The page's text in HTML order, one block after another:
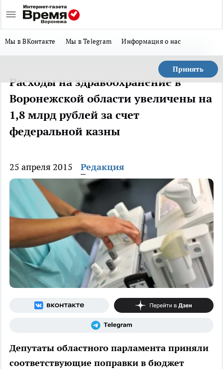
Мы в ВКонтакте Мы в Telegram Информация о нас
Принять
Расходы на здравоохранение в
Воронежской области увеличены на
1,8 млрд рублей за счет
федеральной казны
25 апреля 2015 Редакция
Депутаты областного парламента приняли
соответствующие поправки в бюджет